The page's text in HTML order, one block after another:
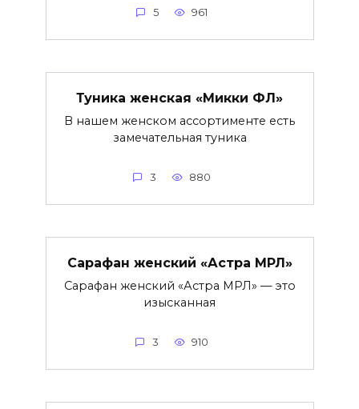
5 961
Туника женская «Микки ФЛ»
В нашем женском ассортименте есть
замечательная туника
3 880
Сарафан женский «Астра МРЛ»
Сарафан женский «Астра МРЛ» — это
изысканная
3 910